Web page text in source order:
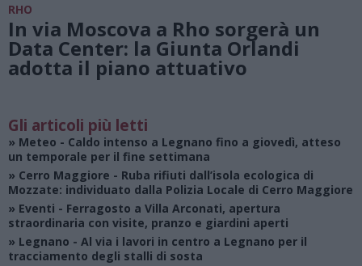
RHO
In via Moscova a Rho sorgerà un
Data Center: la Giunta Orlandi
adotta il piano attuativo
Gli articoli più letti
» Meteo - Caldo intenso a Legnano fino a giovedì, atteso
un temporale per il fine settimana
» Cerro Maggiore - Ruba rifiuti dall’isola ecologica di
Mozzate: individuato dalla Polizia Locale di Cerro Maggiore
» Eventi - Ferragosto a Villa Arconati, apertura
straordinaria con visite, pranzo e giardini aperti
» Legnano - Al via i lavori in centro a Legnano per il
tracciamento degli stalli di sosta